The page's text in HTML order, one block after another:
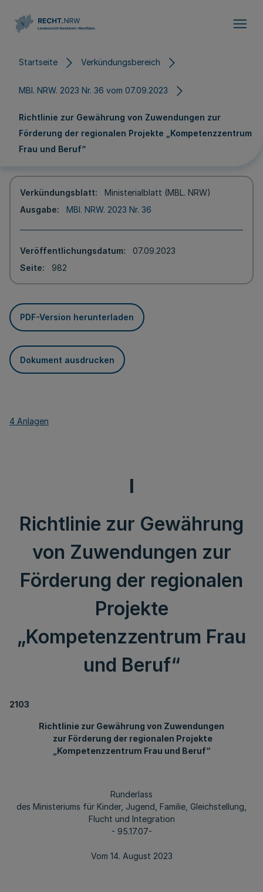
Startseite Verkündungsbereich
MBl. NRW. 2023 Nr. 36 vom 07.09.2023
Richtlinie zur Gewährung von Zuwendungen zur
Förderung der regionalen Projekte „Kompetenzzentrum
Frau und Beruf“
Verkündungsblatt
Ministerialblatt (MBL. NRW)
Ausgabe
MBl. NRW. 2023 Nr. 36
Veröffentlichungsdatum
07.09.2023
Seite
982
PDF-Version herunterladen
Dokument ausdrucken
4 Anlagen
I
Richtlinie zur Gewährung
von Zuwendungen zur
Förderung der regionalen
Projekte
„Kompetenzzentrum Frau
und Beruf“
2103
Richtlinie zur Gewährung von Zuwendungen
zur Förderung der regionalen Projekte
„Kompetenzzentrum Frau und Beruf“
Runderlass
des Ministeriums für Kinder, Jugend, Familie, Gleichstellung,
Flucht und Integration
- 95.17.07-
Vom 14. August 2023